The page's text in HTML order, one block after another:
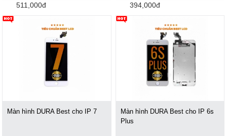
511,000đ 394,000đ
Màn hình DURA Best cho IP 7
Màn hình DURA Best cho IP 6s
Plus